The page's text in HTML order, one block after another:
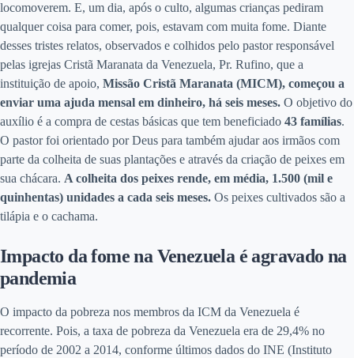
locomoverem. E, um dia, após o culto, algumas crianças pediram
qualquer coisa para comer, pois, estavam com muita fome. Diante
desses tristes relatos, observados e colhidos pelo pastor responsável
pelas igrejas Cristã Maranata da Venezuela, Pr. Rufino, que a
instituição de apoio, Missão Cristã Maranata (MICM), começou a
enviar uma ajuda mensal em dinheiro, há seis meses. O objetivo do
auxílio é a compra de cestas básicas que tem beneficiado 43 famílias.
O pastor foi orientado por Deus para também ajudar aos irmãos com
parte da colheita de suas plantações e através da criação de peixes em
sua chácara. A colheita dos peixes rende, em média, 1.500 (mil e
quinhentas) unidades a cada seis meses. Os peixes cultivados são a
tilápia e o cachama.
Impacto da fome na Venezuela é agravado na
pandemia
O impacto da pobreza nos membros da ICM da Venezuela é
recorrente. Pois, a taxa de pobreza da Venezuela era de 29,4% no
período de 2002 a 2014, conforme últimos dados do INE (Instituto